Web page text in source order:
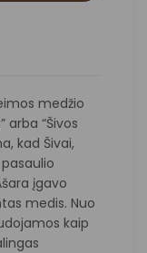
medžio
arba “Šivos
kad Šivai,
įgavo
medis. Nuo
kaip